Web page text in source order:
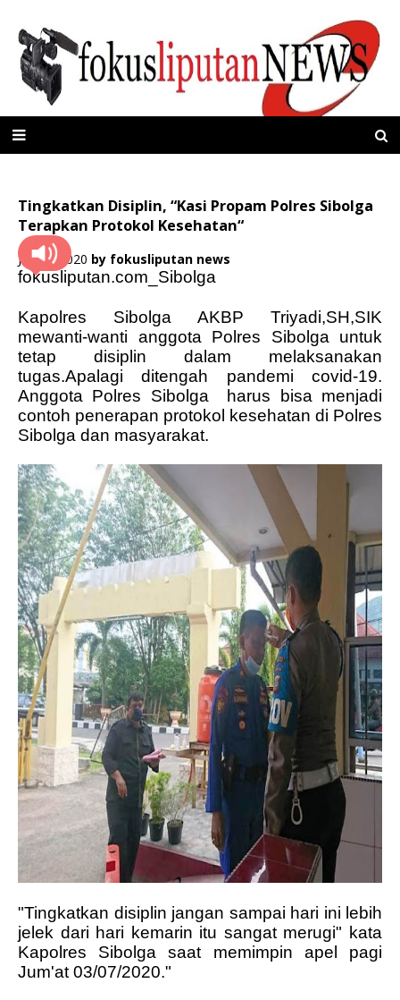
Tingkatkan Disiplin, “Kasi Propam Polres Sibolga
Terapkan Protokol Kesehatan“
Juli 04, 2020 by fokusliputan news
fokusliputan.com_Sibolga
Kapolres Sibolga AKBP Triyadi,SH,SIK
mewanti-wanti anggota Polres Sibolga untuk
tetap disiplin dalam melaksanakan
tugas.Apalagi ditengah pandemi covid-19.
Anggota Polres Sibolga
harus bisa menjadi
contoh penerapan protokol kesehatan di Polres
Sibolga dan masyarakat.
"Tingkatkan disiplin jangan sampai hari ini lebih
jelek dari hari kemarin itu sangat merugi" kata
Kapolres Sibolga saat memimpin apel pagi
Jum'at 03/07/2020."